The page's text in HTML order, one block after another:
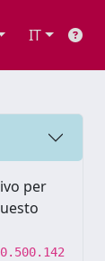
IT
per